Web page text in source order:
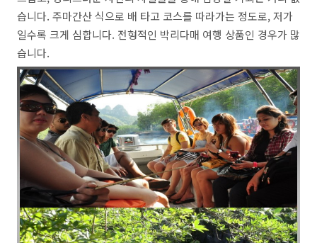
습니다. 주마간산 식으로 배 타고 코스를 따라가는 정도로, 저가
일수록 크게 심합니다. 전형적인 박리다매 여행 상품인 경우가 많
습니다.